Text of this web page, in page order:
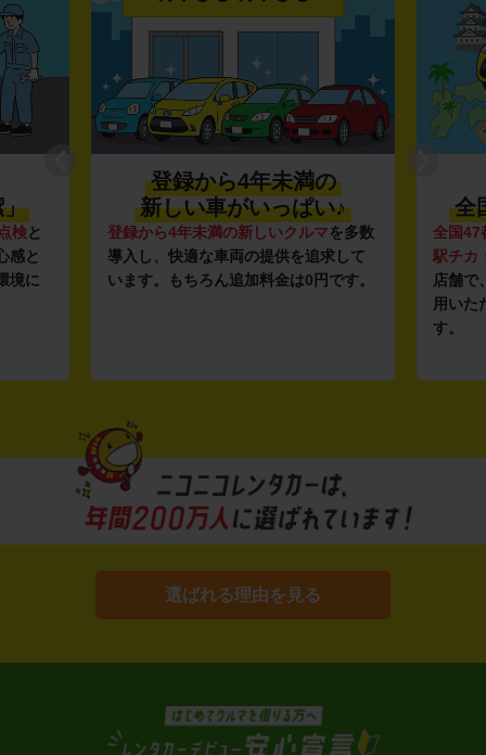
」
検と
感と
境に
登録から4年未満の
新しい車がいっぱい♪
登録から4年未満の新しいクルマを多数
導入し、快適な車両の提供を追求して
います。もちろん追加料金は0円です。
全
全国47
駅チカ
店舗で
用いた
す。
選ばれる理由を見る